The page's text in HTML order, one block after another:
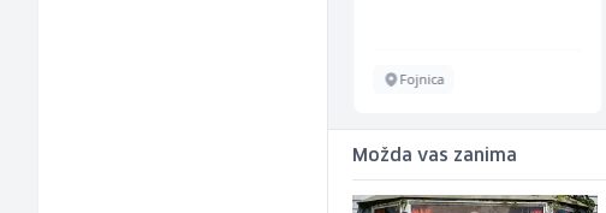
Fojnica
Možda vas zanima